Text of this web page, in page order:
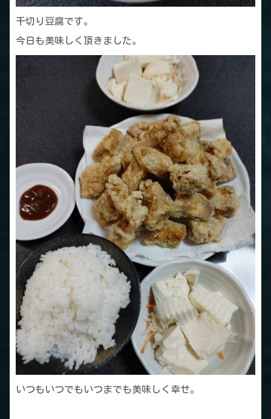
千切り豆腐です。
今日も美味しく頂きました。
いつもいつでもいつまでも美味しく幸せ。